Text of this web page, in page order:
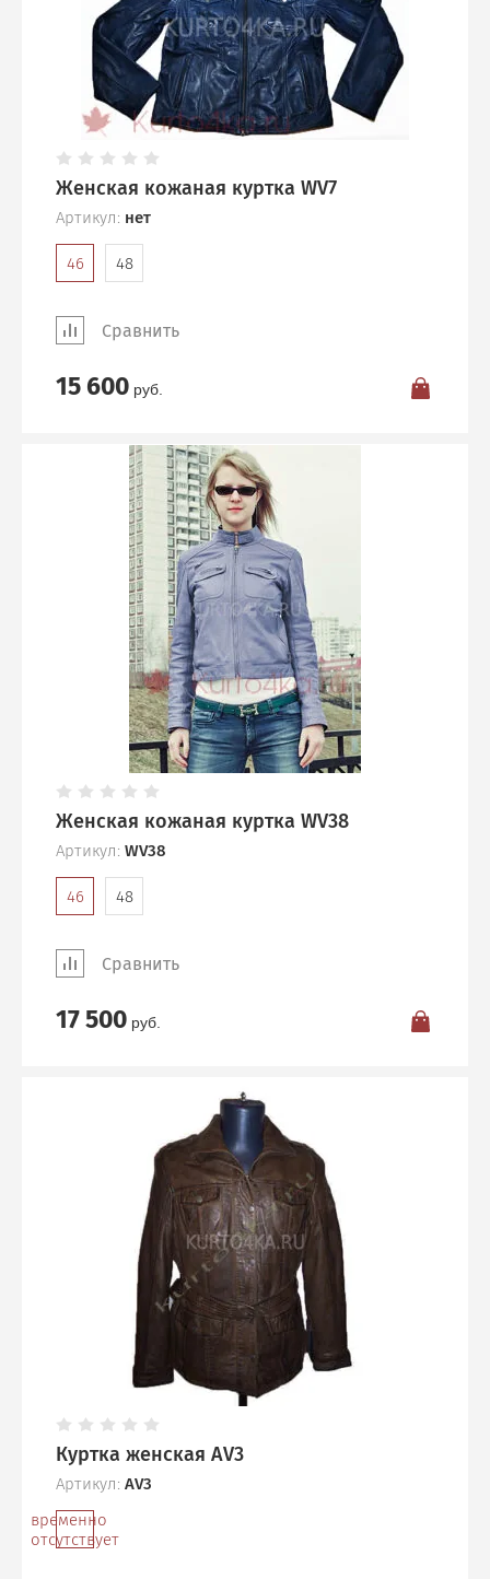
Женская кожаная куртка WV7
Артикул: нет
46 48
Сравнить
15 600 руб.
Женская кожаная куртка WV38
Артикул: WV38
46 48
Сравнить
17 500 руб.
Куртка женская AV3
Артикул: AV3
временно
отсутствует